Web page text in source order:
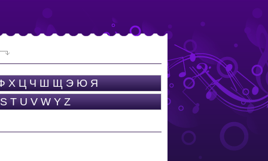
Х Ц Ч Ш Щ Э Ю Я
S T U V W Y Z